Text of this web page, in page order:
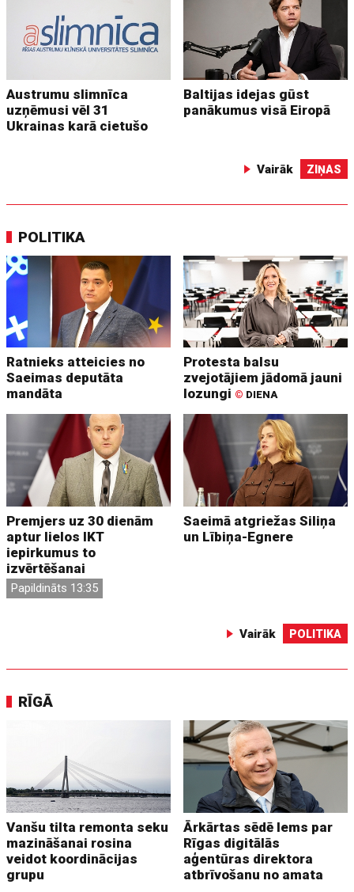
Austrumu slimnīca
uzņēmusi vēl 31
Ukrainas karā cietušo
Baltijas idejas gūst
panākumus visā Eiropā
Vairāk ZIŅAS
POLITIKA
Ratnieks atteicies no
Saeimas deputāta
mandāta
Protesta balsu
zvejotājiem jādomā jauni
lozungi © DIENA
Premjers uz 30 dienām
aptur lielos IKT
iepirkumus to
izvērtēšanai
Papildināts 13:35
Saeimā atgriežas Siliņa
un Lībiņa-Egnere
Vairāk POLITIKA
RĪGĀ
Vanšu tilta remonta seku
mazināšanai rosina
veidot koordinācijas
grupu
Ārkārtas sēdē lems par
Rīgas digitālās
aģentūras direktora
atbrīvošanu no amata